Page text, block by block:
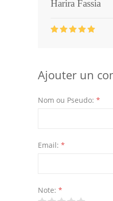
Harira Fassia
Ajouter un
Nom ou Pseudo: *
Email: *
Note: *